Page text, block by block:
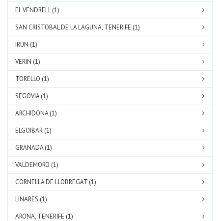
EL VENDRELL (1)
SAN CRISTOBAL DE LA LAGUNA, TENERIFE (1)
IRUN (1)
VERIN (1)
TORELLO (1)
SEGOVIA (1)
ARCHIDONA (1)
ELGOIBAR (1)
GRANADA (1)
VALDEMORO (1)
CORNELLA DE LLOBREGAT (1)
LINARES (1)
ARONA, TENERIFE (1)